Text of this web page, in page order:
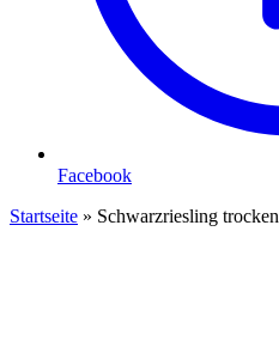
Facebook
Startseite » Schwarzriesling trocken